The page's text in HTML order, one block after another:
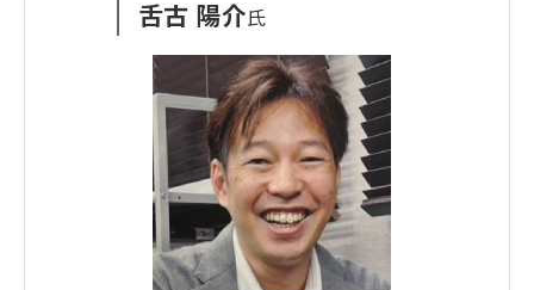
リーダーセールスとして全国で活躍中。
プロフィール
富士フイルムビジネスイノベーションジャパン株式
氏
SaaS企業で新規開拓型インサイドセールスの立上
げに携わり、様々な業界向けにセールス活動やリー
舌古 陽介氏